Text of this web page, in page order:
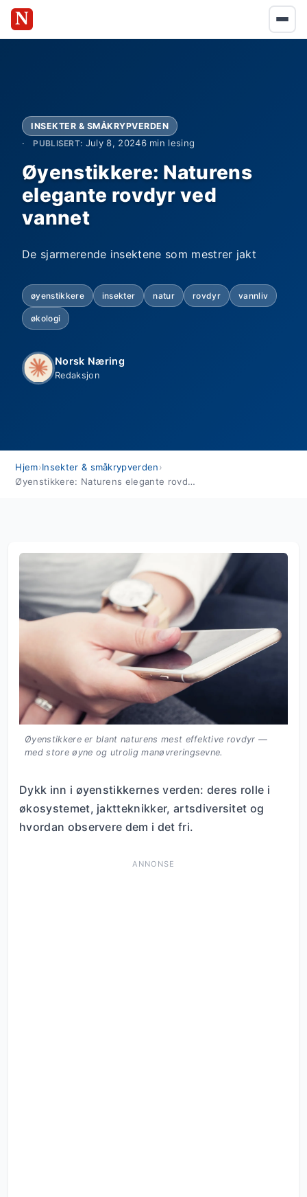
INSEKTER & SMÅKRYPVERDEN
PUBLISERT: July 8, 20246 min lesing
Øyenstikkere: Naturens
elegante rovdyr ved
vannet
De sjarmerende insektene som mestrer jakt
øyenstikkere insekter natur rovdyr vannliv
økologi
Norsk Næring
Redaksjon
Hjem›Insekter & småkrypverden›
Øyenstikkere: Naturens elegante rovdyr ved vannet
Øyenstikkere er blant naturens mest effektive rovdyr —
med store øyne og utrolig manøvreringsevne.
Dykk inn i øyenstikkernes verden: deres rolle i
økosystemet, jaktteknikker, artsdiversitet og
hvordan observere dem i det fri.
ANNONSE